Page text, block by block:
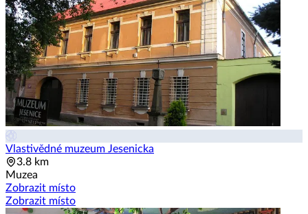
Vlastivědné muzeum Jesenicka
3.8 km
Muzea
Zobrazit místo
Zobrazit místo